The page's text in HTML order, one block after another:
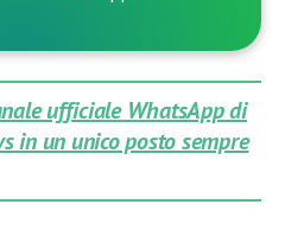
ufficiale WhatsApp di
in un unico posto sempre